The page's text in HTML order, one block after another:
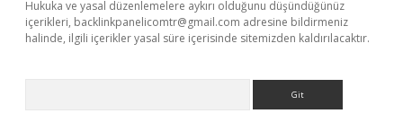
Hukuka ve yasal düzenlemelere aykırı olduğunu düşündüğünüz
içerikleri, backlinkpanelicomtr@gmail.com adresine bildirmeniz
halinde, ilgili içerikler yasal süre içerisinde sitemizden kaldırılacaktır.